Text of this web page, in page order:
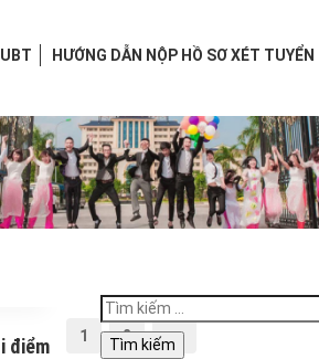
HƯỚNG DẪN NỘP HỒ SƠ XÉT TUYỂN
điểm 1 2 >>
Tìm
kiếm
cho: